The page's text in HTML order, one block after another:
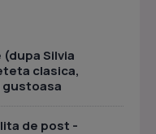
Silvia
clasica,
gustoasa
de post -